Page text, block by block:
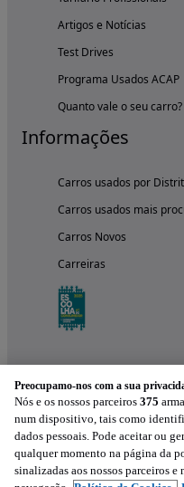
Artigos e Notícias
Test Drives
Programa Usados ACAP
Quanto vale o seu carro?
Informações
Carros usados por
Carros usados mais
Carros Novos
Carreiras
Preocupamo-nos com a sua
Nós e os nossos parceiros 375
num dispositivo, tais como
dados pessoais. Pode aceitar ou
qualquer momento na página da
sinalizadas aos nossos parceiros e